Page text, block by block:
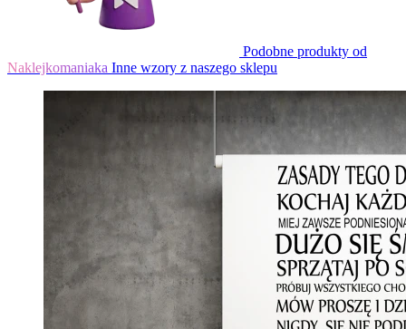
Podobne produkty od
Naklejkomaniaka Inne wzory z naszego sklepu